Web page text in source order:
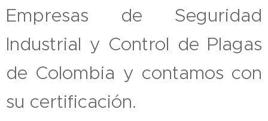
Empresas de Seguridad
Industrial y Control de Plagas
de Colombia y contamos con
su certificación.